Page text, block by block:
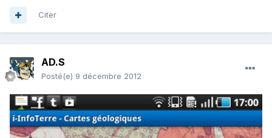
Citer
AD.S
Posté(e) 9 décembre 2012